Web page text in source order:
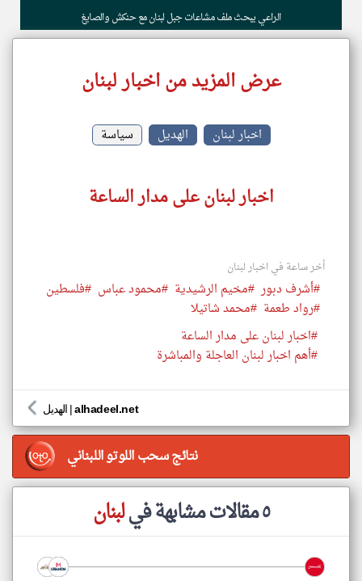
الراعي يبحث ملف مشاعات جبل لبنان مع حنكش والصايغ
عرض المزيد من اخبار لبنان
اخبار لبنان الهديل سياسة
اخبار لبنان على مدار الساعة
أخر ساعة في اخبار لبنان
#أشرف دبور #مخيم الرشيدية #محمود عباس #فلسطين
#رواد طعمة #محمد شاتيلا
#اخبار لبنان على مدار الساعة
#أهم اخبار لبنان العاجلة والمباشرة
الهديل |alhadeel.net
نتائج سحب اللوتو اللبناني
٥ مقالات مشابهة في لبنان